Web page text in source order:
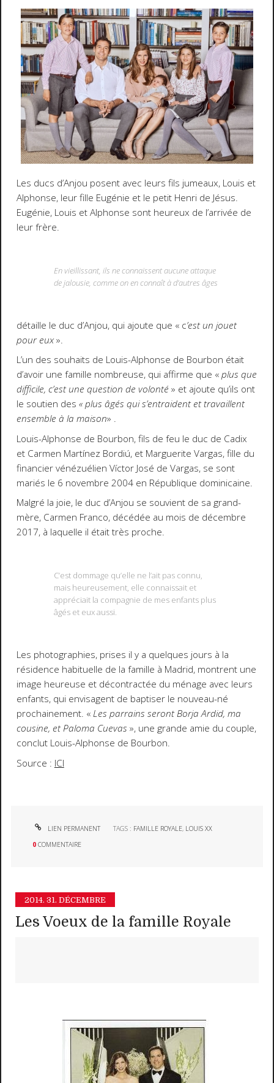
Les ducs d’Anjou posent avec leurs fils jumeaux, Louis et
Alphonse, leur fille Eugénie et le petit Henri de Jésus.
Eugénie, Louis et Alphonse sont heureux de l’arrivée de
leur frère.
En vieillissant, ils ne connaissent aucune attaque
de jalousie, comme on en connaît à d’autres âges
détaille le duc d’Anjou, qui ajoute que « c’est un jouet
pour eux».
L’un des souhaits de Louis-Alphonse de Bourbon était
d’avoir une famille nombreuse, qui affirme que «plus que
difficile, c’est une question de volonté » et ajoute qu’ils ont
le soutien des « plus âgés qui s’entraident et travaillent
ensemble à la maison» .
Louis-Alphonse de Bourbon, fils de feu le duc de Cadix
et Carmen Martínez Bordiú, et Marguerite Vargas, fille du
financier vénézuélien Víctor José de Vargas, se sont
mariés le 6 novembre 2004 en République dominicaine.
Malgré la joie, le duc d’Anjou se souvient de sa grand-
mère, Carmen Franco, décédée au mois de décembre
2017, à laquelle il était très proche.
C’est dommage qu’elle ne l’ait pas connu,
mais heureusement, elle connaissait et
appréciait la compagnie de mes enfants plus
âgés et eux aussi.
Les photographies, prises il y a quelques jours à la
résidence habituelle de la famille à Madrid, montrent une
image heureuse et décontractée du ménage avec leurs
enfants, qui envisagent de baptiser le nouveau-né
prochainement. «Les parrains seront Borja Ardid, ma
cousine, et Paloma Cuevas », une grande amie du couple,
conclut Louis-Alphonse de Bourbon.
Source : ICI
LIEN PERMANENT TAGS : FAMILLE ROYALE, LOUIS XX
0 COMMENTAIRE
2014. 31. DÉCEMBRE
Les Voeux de la famille Royale